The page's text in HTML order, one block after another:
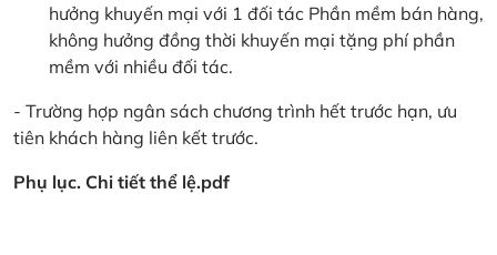
hưởng khuyến mại với 1 đối tác Phần mềm bán hàng,
không hưởng đồng thời khuyến mại tặng phí phần
mềm với nhiều đối tác.
- Trường hợp ngân sách chương trình hết trước hạn, ưu
tiên khách hàng liên kết trước.
Phụ lục. Chi tiết thể lệ.pdf